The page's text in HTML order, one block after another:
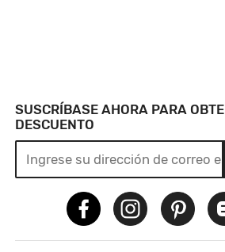
SUSCRÍBASE AHORA PARA
DESCUENTO